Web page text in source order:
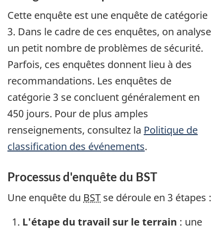
Cette enquête est une enquête de catégorie
3. Dans le cadre de ces enquêtes, on analyse
un petit nombre de problèmes de sécurité.
Parfois, ces enquêtes donnent lieu à des
recommandations. Les enquêtes de
catégorie 3 se concluent généralement en
450 jours. Pour de plus amples
renseignements, consultez la Politique de
classification des événements.
Processus d'enquête du BST
Une enquête du BST se déroule en 3 étapes :
L'étape du travail sur le terrain : une